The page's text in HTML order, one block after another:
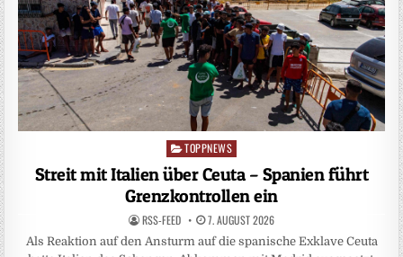
Posted
in
TOPPNEWS
Streit mit Italien über Ceuta – Spanien führt
Grenzkontrollen ein
RSS-FEED 7. AUGUST 2026
Als Reaktion auf den Ansturm auf die spanische Exklave Ceuta